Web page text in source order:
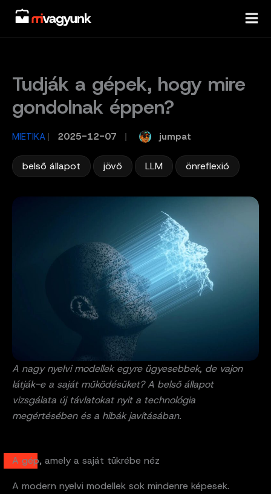
Skip
content
Tudják a gépek, hogy mire
gondolnak éppen?
MIETIKA / 2025-12-07 jumpat
belső állapot jövő LLM önreflexió
A nagy nyelvi modellek egyre ügyesebbek, de vajon
látják-e a saját működésüket? A belső állapot
vizsgálata új távlatokat nyit a technológia
megértésében és a hibák javításában.
A gép, amely a saját tükrébe néz
A modern nyelvi modellek sok mindenre képesek.